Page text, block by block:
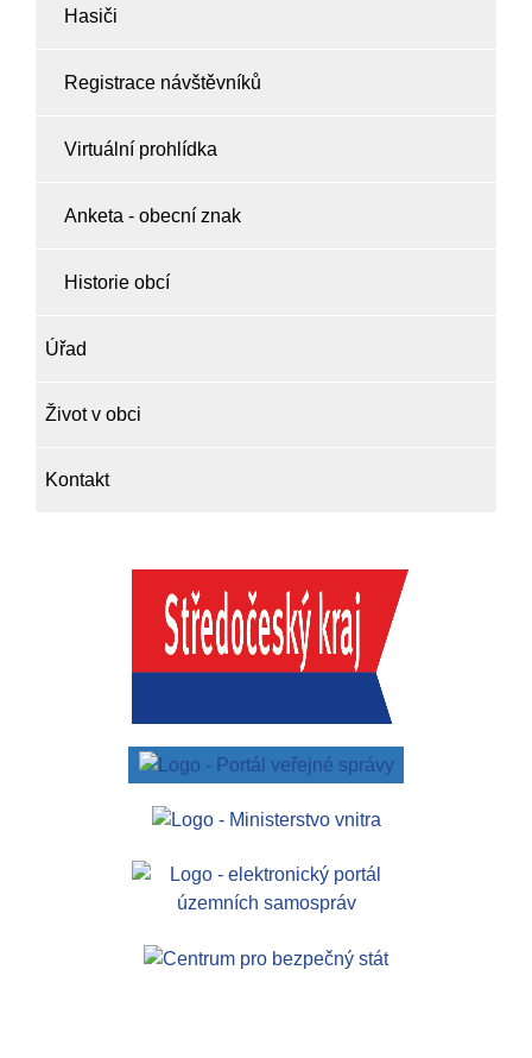
Hasiči
Registrace návštěvníků
Virtuální prohlídka
Anketa - obecní znak
Historie obcí
Úřad
Život v obci
Kontakt